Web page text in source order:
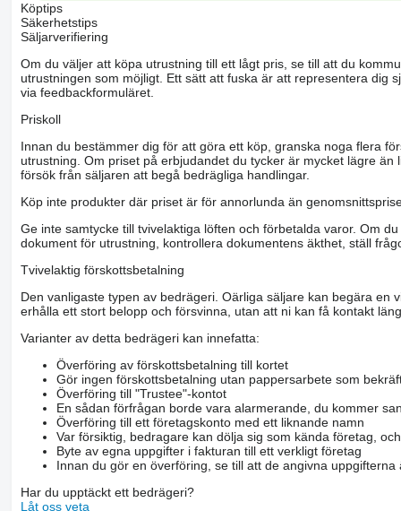
Köptips
Säkerhetstips
Säljarverifiering
Om du väljer att köpa utrustning till ett lågt pris, se till att du
utrustningen som möjligt. Ett sätt att fuska är att representera dig
via feedbackformuläret.
Priskoll
Innan du bestämmer dig för att göra ett köp, granska noga flera
utrustning. Om priset på erbjudandet du tycker är mycket lägre
försök från säljaren att begå bedrägliga handlingar.
Köp inte produkter där priset är för annorlunda än
Ge inte samtycke till tvivelaktiga löften och förbetalda varor. Om
dokument för utrustning, kontrollera dokumentens äkthet, ställ
Tvivelaktig förskottsbetalning
Den vanligaste typen av bedrägeri. Oärliga säljare kan begära
erhålla ett stort belopp och försvinna, utan att ni kan få kontakt
Varianter av detta bedrägeri kan innefatta:
Överföring av förskottsbetalning till kortet
Gör ingen förskottsbetalning utan pappersarbete som
Överföring till "Trustee"-kontot
En sådan förfrågan borde vara alarmerande, du kommer
Överföring till ett företagskonto med ett liknande namn
Var försiktig, bedragare kan dölja sig som kända företag,
Byte av egna uppgifter i fakturan till ett verkligt företag
Innan du gör en överföring, se till att de angivna
Har du upptäckt ett bedrägeri?
Låt oss veta